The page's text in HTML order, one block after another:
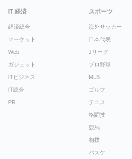
IT 経済
経済総合
マーケット
Web
ガジェット
ITビジネス
IT総合
PR
スポーツ
海外サッカー
日本代表
Jリーグ
プロ野球
MLB
ゴルフ
テニス
格闘技
競馬
相撲
バスケ